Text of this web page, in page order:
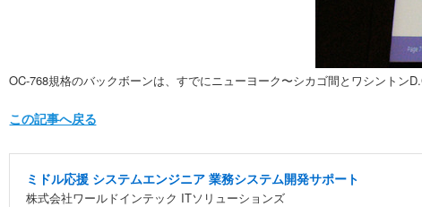
OC-768規格のバックボーンは、すでにニューヨーク〜シカゴ間とワシントン
この記事へ戻る
ミドル応援 システムエンジニア 業務システム開発サポート
株式会社ワールドインテック ITソリューションズ